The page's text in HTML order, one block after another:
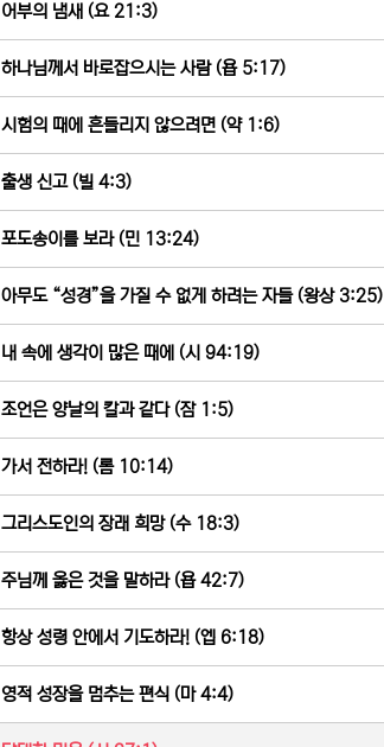
어부의 냄새 (요 21:3)
하나님께서 바로잡으시는 사람 (욥 5:17)
시험의 때에 흔들리지 않으려면 (약 1:6)
출생 신고 (빌 4:3)
포도송이를 보라 (민 13:24)
아무도 “성경”을 가질 수 없게 하려는 자들 (왕상 3:25)
내 속에 생각이 많은 때에 (시 94:19)
조언은 양날의 칼과 같다 (잠 1:5)
가서 전하라! (롬 10:14)
그리스도인의 장래 희망 (수 18:3)
주님께 옳은 것을 말하라 (욥 42:7)
항상 성령 안에서 기도하라! (엡 6:18)
영적 성장을 멈추는 편식 (마 4:4)